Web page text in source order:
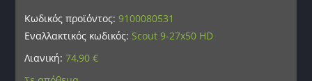
Κωδικός προϊόντος:9100080531
Εναλλακτικός κωδικός: Scout 9-27x50 HD
Λιανική:74,90€